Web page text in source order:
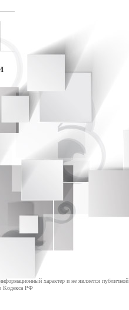
характер и не является
Кодекса РФ